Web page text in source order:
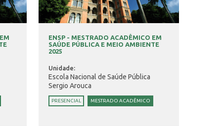
ENSP - MESTRADO ACADÊMICO EM
SAÚDE PÚBLICA E MEIO AMBIENTE
2025
Unidade:
Escola Nacional de Saúde Pública
Sergio Arouca
PRESENCIAL MESTRADO ACADÊMICO